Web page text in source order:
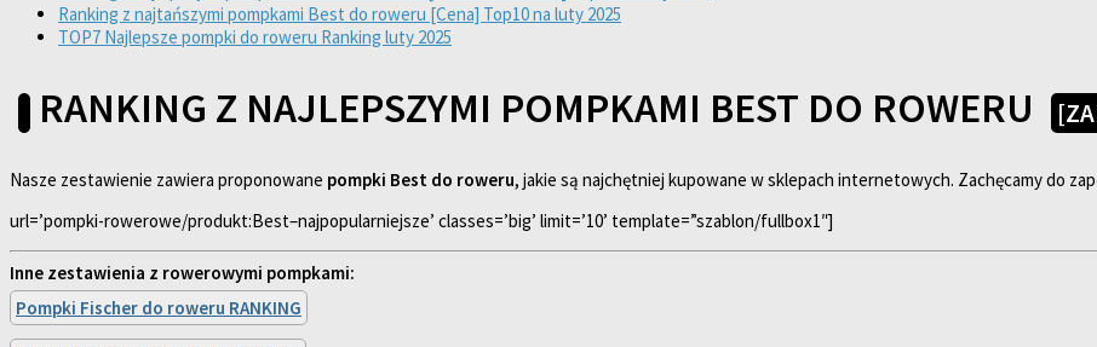
Ranking z najtańszymi pompkami Best do roweru [Cena] Top10 na luty 2025
TOP7 Najlepsze pompki do roweru Ranking luty 2025
RANKING Z NAJLEPSZYMI POMPKAMI BEST DO ROWERU
Nasze zestawienie zawiera proponowane pompki Best do roweru, jakie są najchętniej kupowane w sklepach internetowych. Zachęcamy do
url=’pompki-rowerowe/produkt:Best–najpopularniejsze’ classes=’big’ limit=’10’ template=”szablon/fullbox1″]
Inne zestawienia z rowerowymi pompkami:
Pompki Fischer do roweru RANKING